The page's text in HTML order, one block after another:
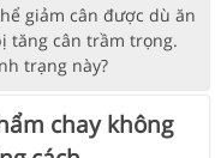
giảm cân được dù ăn
tăng cân trầm trọng.
trạng này?
chay không